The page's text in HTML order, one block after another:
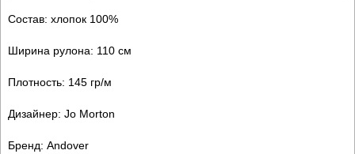
Состав: хлопок 100%
Ширина рулона: 110 см
Плотность: 145 гр/м
Дизайнер: Jo Morton
Бренд: Andover